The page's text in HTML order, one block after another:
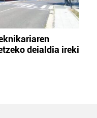
deialdia ireki